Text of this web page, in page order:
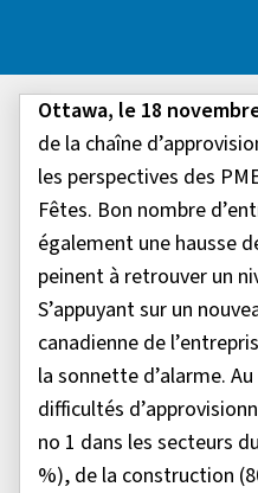
Ottawa, le 18
de la chaîne
les perspectives des
Fêtes. Bon nombre
également une hausse
peinent à retrouver un
S’appuyant sur un
canadienne de
la sonnette d’alarme.
difficultés
no 1 dans les secteurs
%), de la construction